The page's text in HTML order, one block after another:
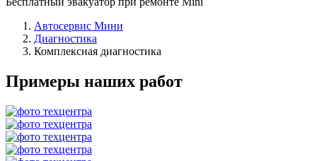
Автосервис Мини
Диагностика
Комплексная диагностика
Примеры наших работ